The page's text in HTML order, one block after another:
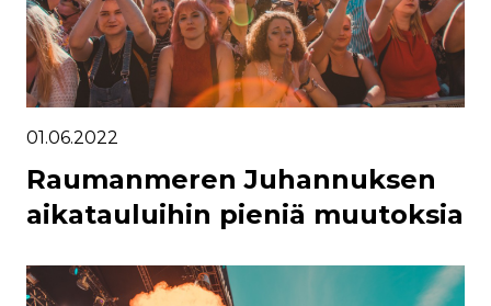
01.06.2022
Raumanmeren Juhannuksen
aikatauluihin pieniä muutoksia